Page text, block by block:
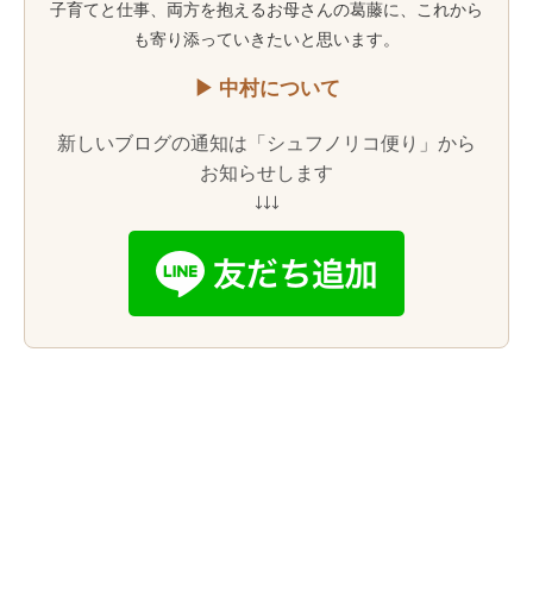
子育てと仕事、両方を抱えるお母さんの葛藤に、これから
も寄り添っていきたいと思います。
▶ 中村について
新しいブログの通知は「シュフノリコ便り」から
お知らせします
↓↓↓